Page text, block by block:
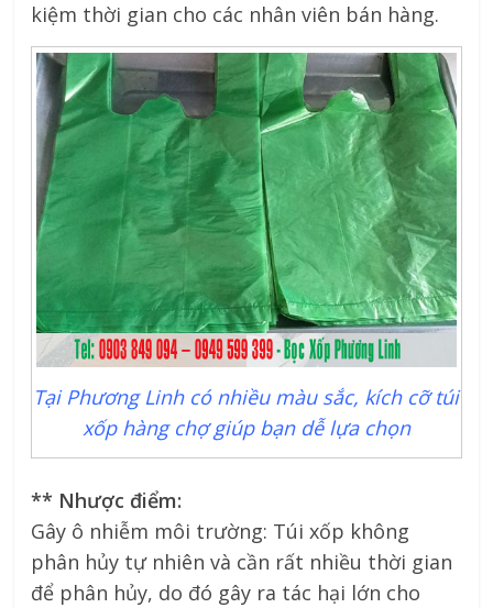
kiệm thời gian cho các nhân viên bán hàng.
Tại Phương Linh có nhiều màu sắc, kích cỡ túi
xốp hàng chợ giúp bạn dễ lựa chọn
** Nhược điểm:
Gây ô nhiễm môi trường: Túi xốp không
phân hủy tự nhiên và cần rất nhiều thời gian
để phân hủy, do đó gây ra tác hại lớn cho